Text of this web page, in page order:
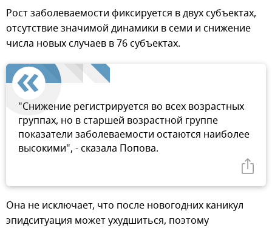
Рост заболеваемости фиксируется в двух субъектах,
отсутствие значимой динамики в семи и снижение
числа новых случаев в 76 субъектах.
"Снижение регистрируется во всех возрастных
группах, но в старшей возрастной группе
показатели заболеваемости остаются наиболее
высокими", - сказала Попова.
Она не исключает, что после новогодних каникул
эпидситуация может ухудшиться, поэтому